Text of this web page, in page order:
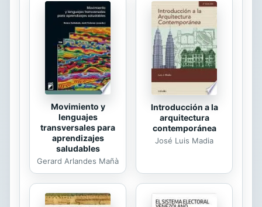
diabólicas maquinaciones de la
dragona china Lien que se ha aliado
con Napoleón para saciar su sed de
venganza. Sorprendidos en el lugar
más inesperado, Laurence,
Temerario y...
Movimiento y
lenguajes
transversales para
aprendizajes
saludables
Gerard Arlandes Mañà
Introducción a la
arquitectura
contemporánea
José Luis Madia